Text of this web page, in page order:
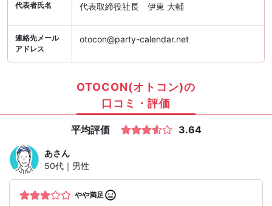
代表者氏名 代表取締役社長 伊東 大輔
連絡先メール
アドレス
otocon@party-calendar.net
OTOCON(オトコン)の
口コミ・評価
平均評価 3.64
あさん
50代｜男性
やや満足